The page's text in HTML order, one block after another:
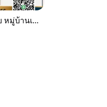
ปล่อยเช่าบ้าน พร้อมขาย หมู่บ้านเจทาว ตำบลแสนภูดาษ